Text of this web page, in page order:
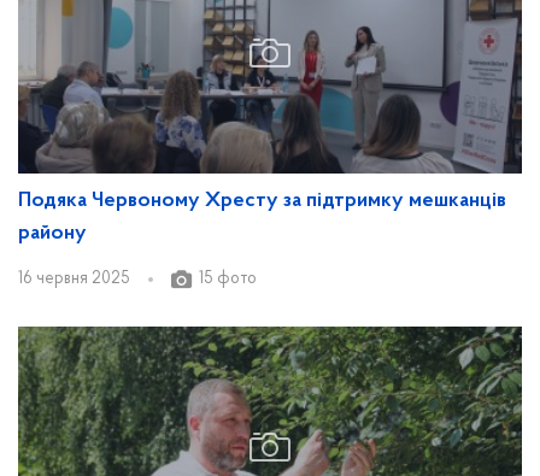
Подяка Червоному Хресту за підтримку мешканців
району
16 червня 2025 15 фото